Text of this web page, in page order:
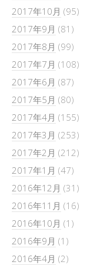
2017年10月 (95)
2017年9月 (81)
2017年8月 (99)
2017年7月 (108)
2017年6月 (87)
2017年5月 (80)
2017年4月 (155)
2017年3月 (253)
2017年2月 (212)
2017年1月 (47)
2016年12月 (31)
2016年11月 (16)
2016年10月 (1)
2016年9月 (1)
2016年4月 (2)